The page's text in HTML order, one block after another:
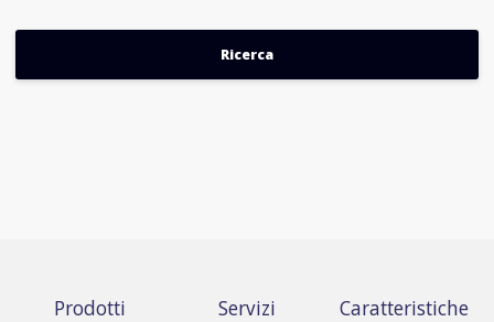
Prodotti Servizi Caratteristiche